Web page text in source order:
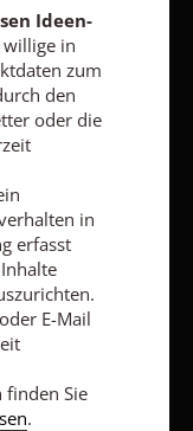
Werbung erfasst
auf meine
Newsletter oder E-
ausschalten.
in unseren
.
Jetzt anmelden
Ideen-
in
zum
den
oder die
in
erfasst
E-Mail
Sie
.